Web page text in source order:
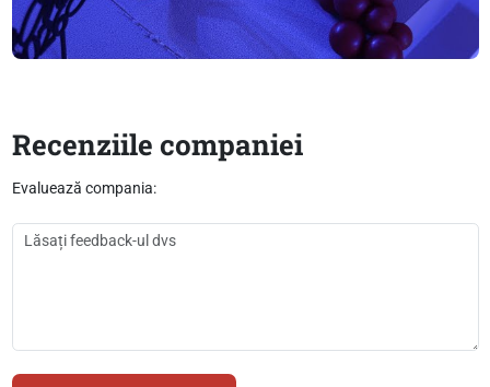
Recenziile companiei
Evaluează compania: